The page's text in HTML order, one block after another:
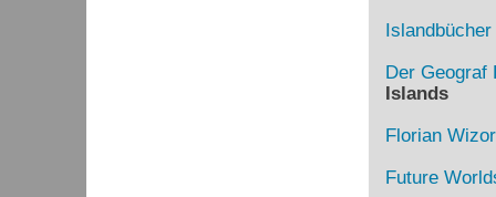
Islandbücher
Der Geograf
Islands
Florian
Future